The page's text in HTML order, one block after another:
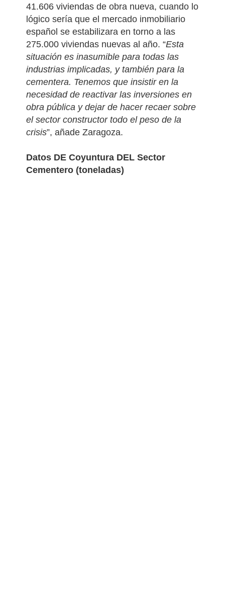
41.606 viviendas de obra nueva, cuando lo
lógico sería que el mercado inmobiliario
español se estabilizara en torno a las
275.000 viviendas nuevas al año. “Esta
situación es inasumible para todas las
industrias implicadas, y también para la
cementera. Tenemos que insistir en la
necesidad de reactivar las inversiones en
obra pública y dejar de hacer recaer sobre
el sector constructor todo el peso de la
crisis”, añade Zaragoza.
Datos DE Coyuntura DEL Sector
Cementero (toneladas)